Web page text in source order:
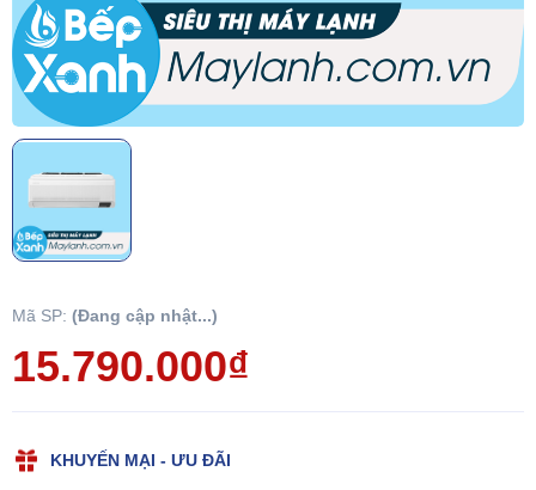
Mã SP: (Đang cập nhật...)
15.790.000₫
KHUYẾN MẠI - ƯU ĐÃI